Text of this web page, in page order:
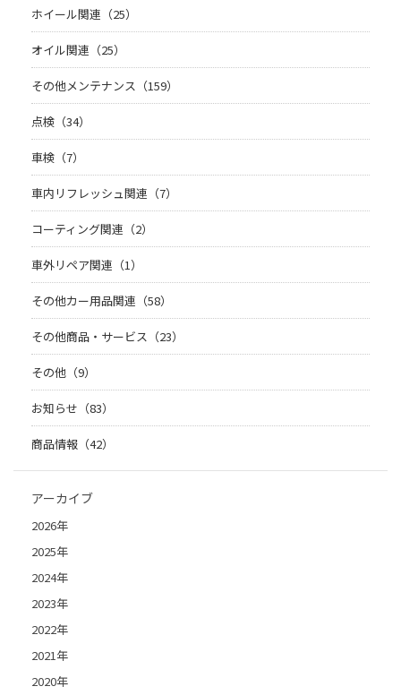
ホイール関連（25）
オイル関連（25）
その他メンテナンス（159）
点検（34）
車検（7）
車内リフレッシュ関連（7）
コーティング関連（2）
車外リペア関連（1）
その他カー用品関連（58）
その他商品・サービス（23）
その他（9）
お知らせ（83）
商品情報（42）
アーカイブ
2026年
2025年
2024年
2023年
2022年
2021年
2020年